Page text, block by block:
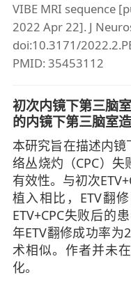
VIBE MRI sequence
2022 Apr 22]. J
doi:10.3171/
PMID: 35453112
初次内镜下第三脑
的内镜下第三脑室
本研究旨在描述内镜
络丛烧灼（CPC）
有效性。与初次
植入相比，ETV翻
ETV+CPC失败后的
年ETV翻修成功率为
术相似。作者并未
化。